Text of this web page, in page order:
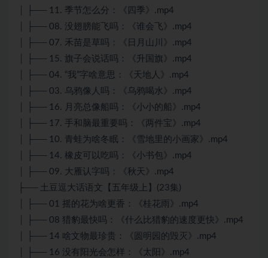
│ ├── 11. 季节怎么分：《四季》.mp4
│ ├── 08. 没翅膀能飞吗：《谁会飞》.mp4
│ ├── 07. 禾苗是草吗：《日月山川》.mp4
│ ├── 15. 旗子会说话吗：《升国旗》.mp4
│ ├── 04. “我”字啥意思：《天地人》.mp4
│ ├── 03. 乌鸦像人吗：《乌鸦喝水》.mp4
│ ├── 16. 月亮总像船吗：《小小的船》.mp4
│ ├── 17. 手和脑最重要吗：《两件宝》.mp4
│ ├── 10. 青蛙为啥冬眠：《雪地里的小画家》.mp4
│ ├── 14. 橡皮可以吃吗：《小书包》.mp4
│ ├── 09. 大雁认字吗：《秋天》.mp4
├── 土豆逗大话语文【五年级上】(23集)
│ ├── 01 摇的花为啥更香：《桂花雨》.mp4
│ ├── 08 猎豹最快吗：《什么比猎豹的速度更快》.mp4
│ ├── 14 啥文物最珍贵：《圆明园的毁灭》.mp4
│ ├── 16 没有阳光会怎样：《太阳》.mp4